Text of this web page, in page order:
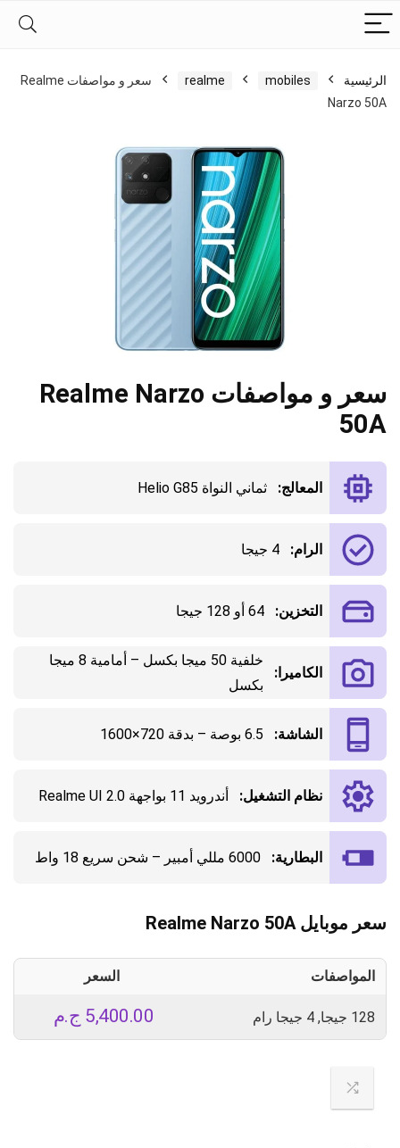
الرئيسية mobiles
realme
سعر و مواصفات Realme
Narzo 50A
سعر و مواصفات Realme Narzo
50A
المعالج: ثماني النواة Helio G85
الرام: 4 جيجا
التخزين: 64 أو 128 جيجا
الكاميرا:
خلفية 50 ميجا بكسل – أمامية 8 ميجا
بكسل
الشاشة: 6.5 بوصة – بدقة 720×1600
نظام التشغيل: أندرويد 11 بواجهة Realme UI 2.0
البطارية: 6000 مللي أمبير – شحن سريع 18 واط
سعر موبايل Realme Narzo 50A
المواصفات السعر
128 جيجا, 4 جيجا رام ج.م 5,400.00